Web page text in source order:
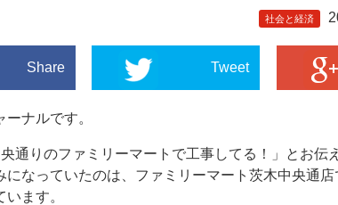
社会と経済
Share Tweet
ナルです。
通りのファミリーマートで工事してる！」とお伝
になっていたのは、ファミリーマート茨木中央通
ます。